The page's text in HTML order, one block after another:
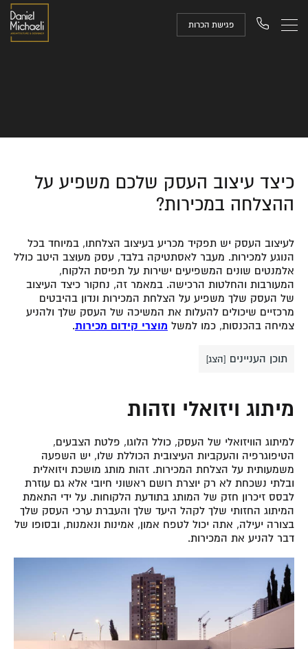
פגישת הכרות
כיצד עיצוב העסק שלכם משפיע על
ההצלחה במכירות?
לעיצוב העסק יש תפקיד מכריע בעיצוב הצלחתו, במיוחד בכל
הנוגע למכירות. מעבר לאסתטיקה בלבד, עסק מעוצב היטב כולל
אלמנטים שונים המשפיעים ישירות על תפיסת הלקוח,
המעורבות והחלטות הרכישה. במאמר זה, נחקור כיצד העיצוב
של העסק שלך משפיע על הצלחת המכירות ונדון בהיבטים
מרכזיים שיכולים להעלות את המשיכה של העסק שלך ולהניע
צמיחה בהכנסות, כמו למשל מוצרי קידום מכירות.
תוכן העניינים [הצג]
מיתוג ויזואלי וזהות
למיתוג הוויזואלי של העסק, כולל הלוגו, פלטת הצבעים,
הטיפוגרפיה והעקביות העיצובית הכוללת שלו, יש השפעה
משמעותית על הצלחת המכירות. זהות מותג מושכת ויזואלית
ובלתי נשכחת לא רק יוצרת רושם ראשוני חיובי אלא גם עוזרת
לבסס זיכרון חזק של המותג בתודעת הלקוחות. על ידי התאמת
המיתוג החזותי שלך לקהל היעד שלך והעברת ערכי העסק שלך
בצורה יעילה, אתה יכול לטפח אמון, אמינות ונאמנות, ובסופו של
דבר להניע את המכירות.